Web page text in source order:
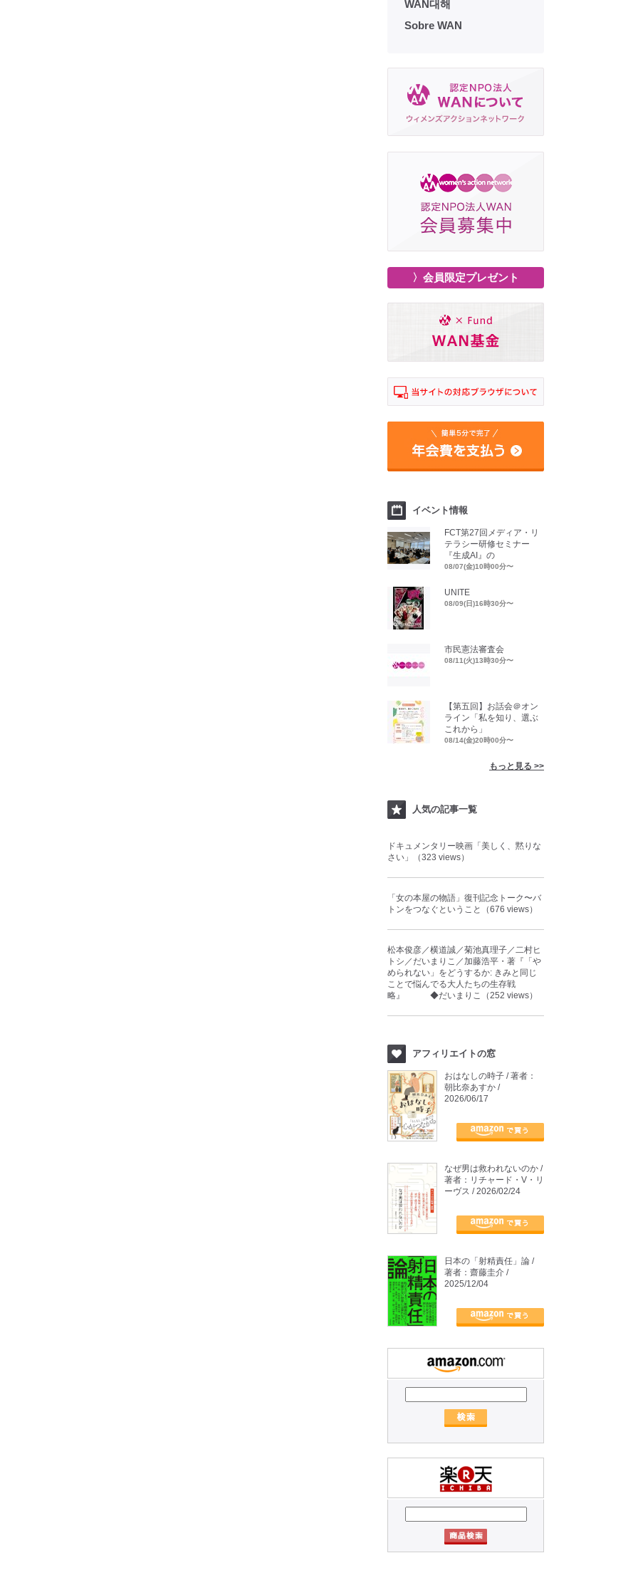
WAN대해
Sobre WAN
〉会員限定プレゼント
イベント情報
FCT第27回メディア・リ
テラシー研修セミナー
『生成AI』の
08/07(金)10時00分〜
UNITE
08/09(日)16時30分〜
市民憲法審査会
08/11(火)13時30分〜
【第五回】お話会＠オン
ライン「私を知り、選ぶ
これから」
08/14(金)20時00分〜
もっと見る >>
人気の記事一覧
ドキュメンタリー映画「美しく、黙りな
さい」（323 views）
「女の本屋の物語」復刊記念トーク〜バ
トンをつなぐということ（676 views）
松本俊彦／横道誠／菊池真理子／二村ヒ
トシ／だいまりこ／加藤浩平・著『「や
められない」をどうするか: きみと同じ
ことで悩んでる大人たちの生存戦
略』 ◆だいまりこ（252 views）
アフィリエイトの窓
おはなしの時子 / 著者：
朝比奈あすか /
2026/06/17
なぜ男は救われないのか /
著者：リチャード・V・リ
ーヴス / 2026/02/24
日本の「射精責任」論 /
著者：齋藤圭介 /
2025/12/04